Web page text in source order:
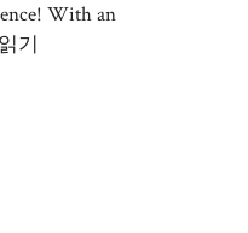
With an
기